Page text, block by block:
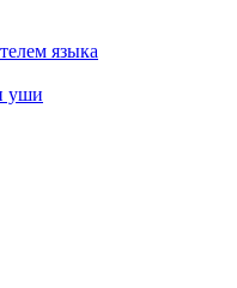
языка
уши